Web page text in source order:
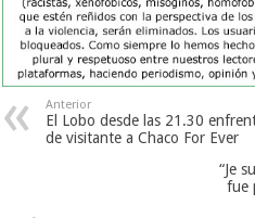
Anterior
El Lobo desde las 21.30
de visitante a Chaco For Ever
“Je
fue